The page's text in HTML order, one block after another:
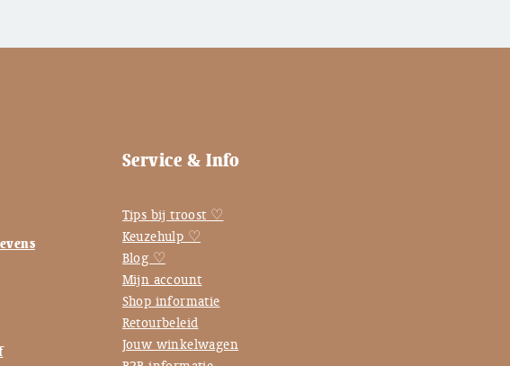
Service & Info
Tips bij troost ♡
Keuzehulp ♡
Blog ♡
Mijn account
Shop informatie
Retourbeleid
Jouw winkelwagen